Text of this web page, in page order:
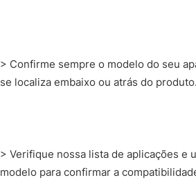
> Confirme sempre o modelo do seu
se localiza embaixo ou atrás do produto.
> Verifique nossa lista de aplicações e
modelo para confirmar a